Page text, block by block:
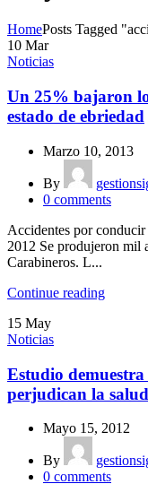
HomePosts Tagged
10 Mar
Noticias
Un 25% bajaron
estado de ebriedad
Marzo 10, 2013
By
0 comments
Accidentes por conducir
2012 Se produjeron mil
Carabineros. L...
Continue reading
15 May
Noticias
Estudio
perjudican la
Mayo 15, 2012
By
0 comments